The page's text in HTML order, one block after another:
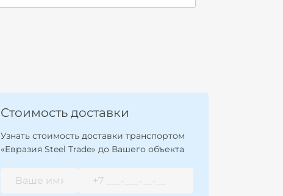
Стоимость доставки
Узнать стоимость доставки транспортом
«Евразия Steel Trade» до Вашего объекта